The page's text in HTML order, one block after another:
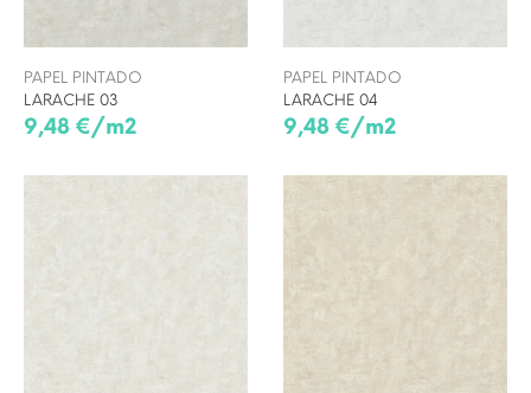
PAPEL PINTADO
LARACHE 03
9,48 €/m2
PAPEL PINTADO
LARACHE 04
9,48 €/m2